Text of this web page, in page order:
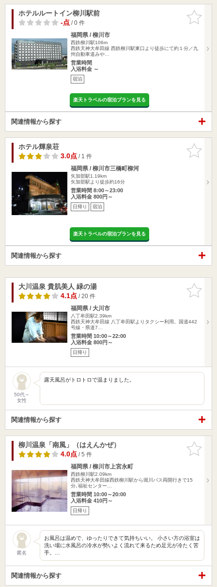
お気に入
りに追加
ホテルルートイン柳川駅前
-点/ 0 件
福岡県 / 柳川市
西鉄柳川駅106m
西鉄天神大牟田線 西鉄柳川駅東口より徒歩にて約１分／九
州自動車道みや…
営業時間
入浴料金 ～
宿泊
楽天トラベルの宿泊プランを見る
関連情報から探す
お気に入
りに追加
ホテル輝泉荘
3.0点/ 1 件
福岡県 / 柳川市三橋町柳河
矢加部駅1.19km
矢加部駅より徒歩約16分
営業時間 8:00～23:00
入浴料金 800円～
日帰り 宿泊
楽天トラベルの宿泊プランを見る
関連情報から探す
お気に入
りに追加
大川温泉 貴肌美人 緑の湯
4.1点/ 20 件
福岡県 / 大川市
八丁牟田駅2.39km
西鉄天神大牟田線 八丁牟田駅よりタクシー利用。国道442
号線・県道7…
営業時間 10:00～22:00
入浴料金 800円～
日帰り
50代～
女性
露天風呂がトロトロで温まりました。
関連情報から探す
お気に入
りに追加
柳川温泉「南風」（はえんかぜ）
4.0点/ 5 件
福岡県 / 柳川市上宮永町
西鉄柳川駅2.09km
西鉄天神大牟田線西鉄柳川駅から堀川バス両開行きで15
分､福祉センター…
営業時間 10:00～20:00
入浴料金 410円～
日帰り
匿名
お風呂は温めで、ゆったりできて気持ちいい。 小さい方の浴室は
洗い場に水風呂の冷水が勢いよく流れて来るため足元が冷たく苦
手。…
関連情報から探す